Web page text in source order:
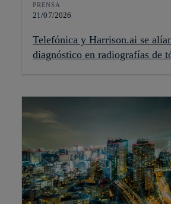
PRENSA
21/07/2026
Telefónica y Harrison.ai se
diagnóstico en radiografías de